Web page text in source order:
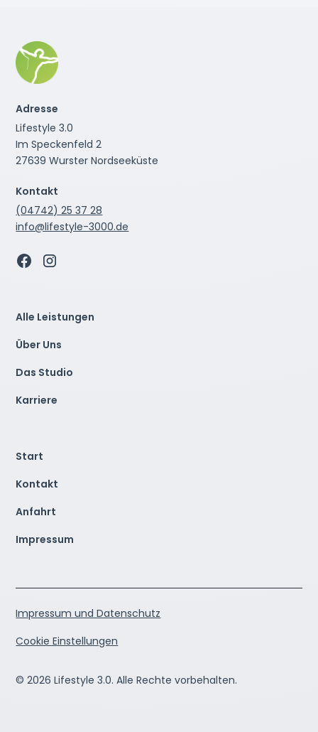
Adresse
Lifestyle 3.0
Im Speckenfeld 2
27639 Wurster Nordseeküste
Kontakt
(04742) 25 37 28
info@lifestyle-3000.de
Alle Leistungen
Über Uns
Das Studio
Karriere
Start
Kontakt
Anfahrt
Impressum
© 2026 Lifestyle 3.0. Alle Rechte vorbehalten.
Impressum und Datenschutz
Cookie Einstellungen